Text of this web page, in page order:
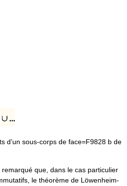
d’un sous-corps de face=F9828 b de
que, dans le cas particulier
le théorème de Löwenheim-